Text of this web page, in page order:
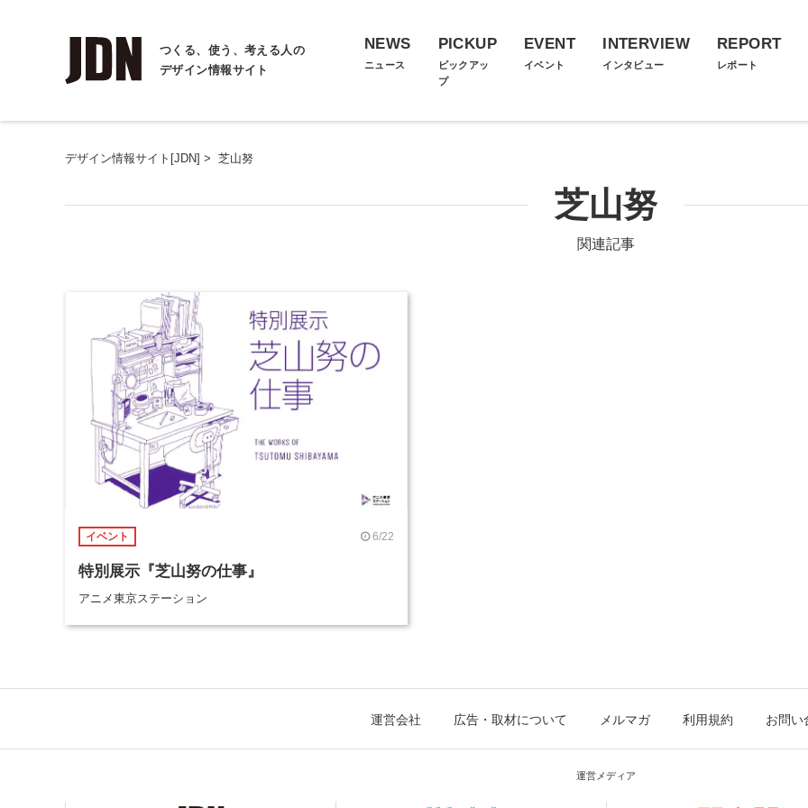
つくる、使う、考える人の
デザイン情報サイト
NEWS
ニュース
PICKUP
ピックアッ
プ
EVENT
イベント
INTERVIEW
インタビュー
REPORT
レポート
デザイン情報サイト[JDN] > 芝山努
芝山努
関連記事
イベント 6/22
特別展示『芝山努の仕事』
アニメ東京ステーション
運営会社 広告・取材について メルマガ 利用規約 お問い
運営メディア